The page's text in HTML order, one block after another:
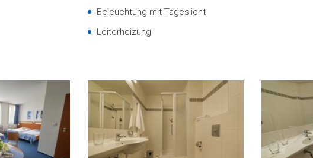
Beleuchtung mit Tageslicht
Leiterheizung